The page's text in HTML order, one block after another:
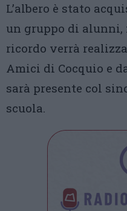
L’albero è stato
un gruppo di alunni,
ricordo verrà
Amici di Cocquio e
sarà presente col
scuola.